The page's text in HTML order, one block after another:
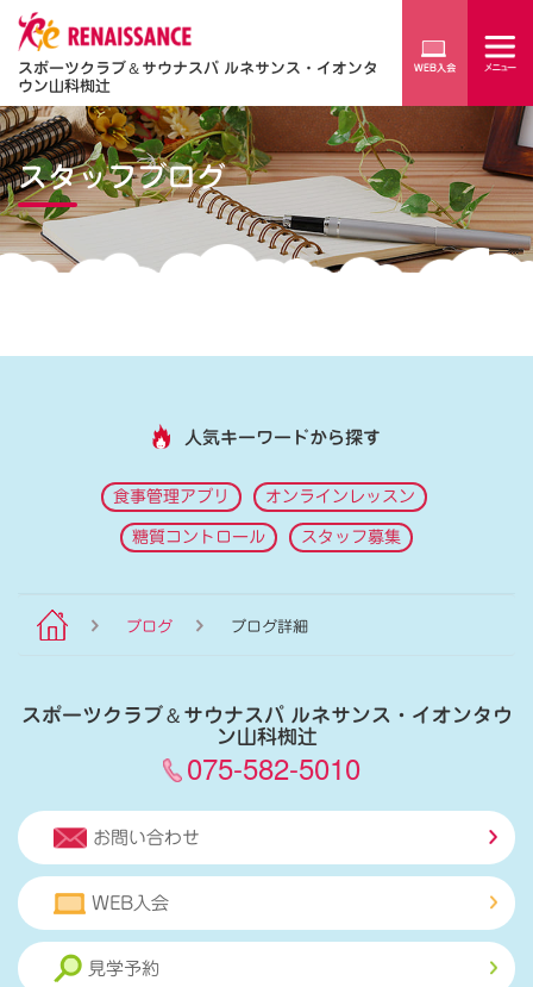
スポーツクラブ＆サウナスパ ルネサンス・イオンタ
ウン山科椥辻
スタッフブログ
人気キーワードから探す
食事管理アプリ オンラインレッスン
糖質コントロール スタッフ募集
ブログ ブログ詳細
スポーツクラブ＆サウナスパ ルネサンス・イオンタウ
ン山科椥辻
075-582-5010
お問い合わせ
WEB入会
見学予約